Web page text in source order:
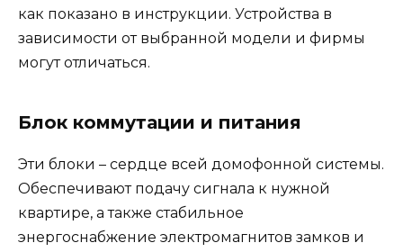
как показано в инструкции. Устройства в
зависимости от выбранной модели и фирмы
могут отличаться.
Блок коммутации и питания
Эти блоки – сердце всей домофонной системы.
Обеспечивают подачу сигнала к нужной
квартире, а также стабильное
энергоснабжение электромагнитов замков и